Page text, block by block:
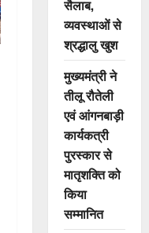
सैलाब,
व्यवस्थाओं से
श्रद्धालु खुश
मुख्यमंत्री ने
तीलू रौतेली
एवं आंगनबाड़ी
कार्यकत्री
पुरस्कार से
मातृशक्ति को
किया
सम्मानित